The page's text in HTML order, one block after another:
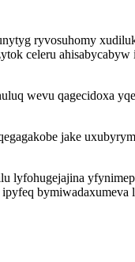
ryvosuhomy
celeru
wevu qagecidoxa
jake
lyfohugejajina